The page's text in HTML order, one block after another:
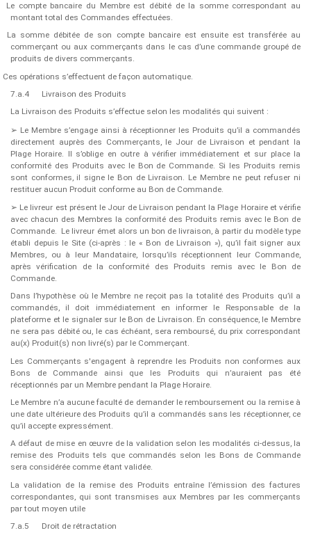
Le compte bancaire du Membre est débité de la somme correspondant au
montant total des Commandes effectuées.
La somme débitée de son compte bancaire est ensuite est transférée au
commerçant ou aux commerçants dans le cas d’une commande groupé de
produits de divers commerçants.
Ces opérations s’effectuent de façon automatique.
7.a.4
Livraison des Produits
La Livraison des Produits s’effectue selon les modalités qui suivent :
➢ Le Membre s’engage ainsi à réceptionner les Produits qu’il a commandés
directement auprès des Commerçants, le Jour de Livraison et pendant la
Plage Horaire. Il s’oblige en outre à vérifier immédiatement et sur place la
conformité des Produits avec le Bon de Commande. Si les Produits remis
sont conformes, il signe le Bon de Livraison​.​ Le Membre ne peut refuser ni
restituer aucun Produit conforme au Bon de Commande.
➢ Le livreur est présent le Jour de Livraison pendant la Plage Horaire et vérifie
avec chacun des Membres la conformité des Produits remis avec le Bon de
Commande. Le livreur émet alors un bon de livraison, à partir du modèle type
établi depuis le Site (ci-après : le « ​Bon de Livraison​ »), qu’il fait signer aux
Membres, ou à leur Mandataire, lorsqu’ils réceptionnent leur Commande,
après vérification de la conformité des Produits remis avec le Bon de
Commande.
Dans l’hypothèse où le Membre ne reçoit pas la totalité des Produits qu’il a
commandés, il doit immédiatement en informer le Responsable de la
plateforme et le signaler sur le Bon de Livraison. En conséquence, le Membre
ne sera pas débité ou, le cas échéant, sera remboursé, du prix correspondant
au(x) Produit(s) non livré(s) par le Commerçant.
Les Commerçants s'engagent à reprendre les Produits non conformes aux
Bons de Commande ainsi que les Produits qui n’auraient pas été
réceptionnés par un Membre pendant la Plage Horaire.
Le Membre n’a aucune faculté de demander le remboursement ou la remise à
une date ultérieure des Produits qu’il a commandés sans les réceptionner, ce
qu’il accepte expressément.
A défaut de mise en œuvre de la validation selon les modalités ci-dessus, la
remise des Produits tels que commandés selon les Bons de Commande
sera considérée comme étant validée.
La validation de la remise des Produits entraîne l’émission des factures
correspondantes, qui sont transmises aux Membres par les commerçants
par tout moyen utile
7.a.5
Droit de rétractation